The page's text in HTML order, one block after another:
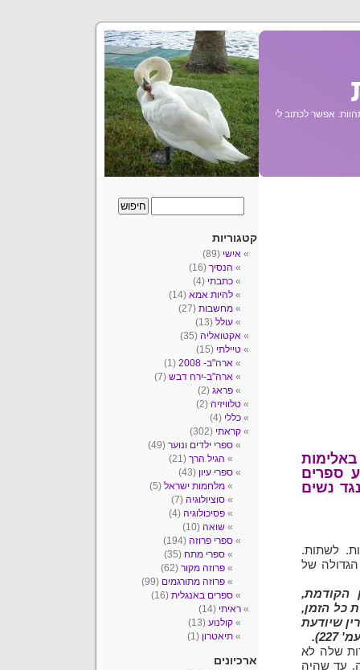
אפשר לכתוב לי
ספרים
נשים
לשתות.
של
הקודמת,
כל הזמן,
שיודעת
שלה לא
עד שהיה
קטגוריות
אישי (89)
הנסיך (16)
כתבתי (4)
להיות אמא (14)
מחשבות (27)
עולל (13)
אקטואליה (35)
טיילתי (15)
ארה"ב- 2008
(1)
ארה"ב-ירח דבש (7)
פראג (2)
טלוויזיה (2)
כללי (4)
קראתי (302)
ספרי ילדים ונוער (49)
הגיל הרך (21)
ספרי עיון (43)
מלחמות ישראל (5)
סוציולוגיה (7)
פסיכולוגיה (4)
שואה (10)
ספרי פרוזה (194)
ספרי מתח (35)
פרוזה מקור (62)
פרוזה מתורגמים (99)
ספרים באנגלית (16)
ראיתי (14)
קולנוע (13)
תיאטרון (1)
ארכיונים